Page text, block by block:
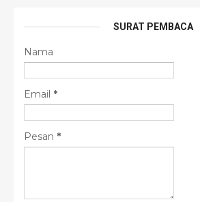
SURAT PEMBACA
Nama
Email *
Pesan *